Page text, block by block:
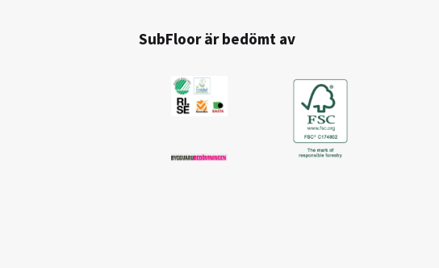
SubFloor är bedömt av